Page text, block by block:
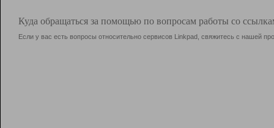
Куда обращаться за помощью по вопросам работы со
Если у вас есть вопросы относительно сервисов Linkpad, свяжитесь с нашей